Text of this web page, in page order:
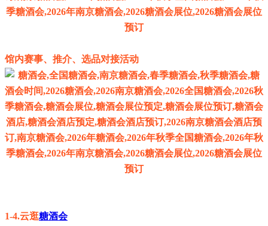
馆内赛事、推介、选品对接活动
1-4.云逛糖酒会